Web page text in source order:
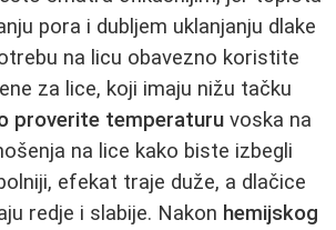
pora i dubljem uklanjanju dlake
na licu obavezno koristite
za lice, koji imaju nižu tačku
proverite temperaturu voska na
na lice kako biste izbegli
efekat traje duže, a dlačice
redje i slabije. Nakon hemijskog